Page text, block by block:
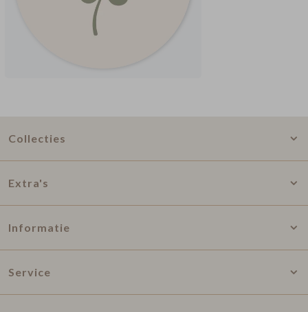
Collecties
Extra's
Informatie
Service